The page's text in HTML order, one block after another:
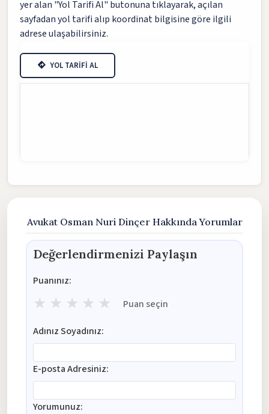
yer alan "Yol Tarifi Al" butonuna tıklayarak, açılan
sayfadan yol tarifi alıp koordinat bilgisine göre ilgili
adrese ulaşabilirsiniz.
YOL TARİFİ AL
Avukat Osman Nuri Dinçer Hakkında Yorumlar
Değerlendirmenizi Paylaşın
Puanınız:
★ ★ ★ ★ ★ Puan seçin
Adınız Soyadınız:
E-posta Adresiniz:
Yorumunuz: